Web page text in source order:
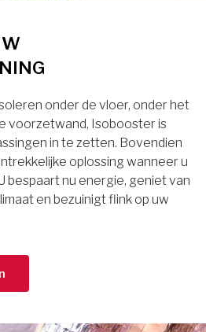
onder de vloer, onder het
voorzetwand, Isobooster is
in te zetten. Bovendien
oplossing wanneer u
bespaart nu energie, geniet van
en bezuinigt flink op uw